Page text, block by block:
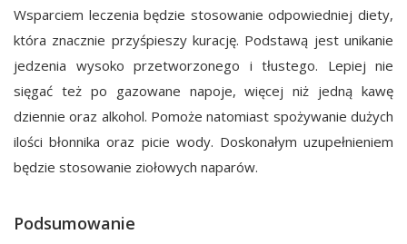
Wsparciem leczenia będzie stosowanie odpowiedniej diety,
która znacznie przyśpieszy kurację. Podstawą jest unikanie
jedzenia wysoko przetworzonego i tłustego. Lepiej nie
sięgać też po gazowane napoje, więcej niż jedną kawę
dziennie oraz alkohol. Pomoże natomiast spożywanie dużych
ilości błonnika oraz picie wody. Doskonałym uzupełnieniem
będzie stosowanie ziołowych naparów.
Podsumowanie